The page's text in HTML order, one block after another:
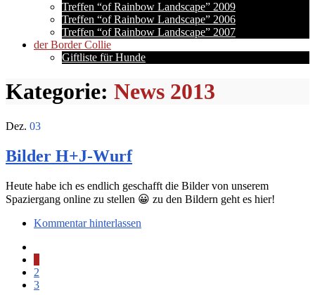
Treffen “of Rainbow Landscape” 2009
Treffen “of Rainbow Landscape” 2006
Treffen “of Rainbow Landscape” 2007
der Border Collie
Giftliste für Hunde
Kategorie: News 2013
Dez. 03
Bilder H+J-Wurf
Heute habe ich es endlich geschafft die Bilder von unserem
Spaziergang online zu stellen 😀 zu den Bildern geht es hier!
Kommentar hinterlassen
2
3